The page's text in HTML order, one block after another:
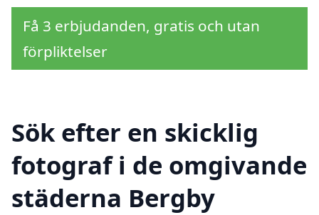
Få 3 erbjudanden, gratis och utan
förpliktelser
Sök efter en skicklig
fotograf i de omgivande
städerna Bergby